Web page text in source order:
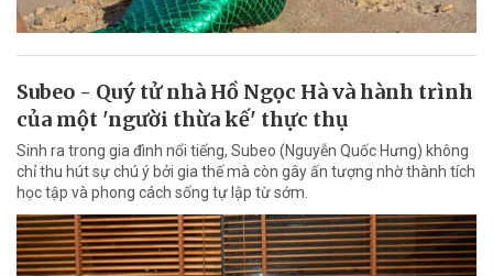
Subeo - Quý tử nhà Hồ Ngọc Hà và hành trình
của một 'người thừa kế' thực thụ
Sinh ra trong gia đình nổi tiếng, Subeo (Nguyễn Quốc Hưng) không
chỉ thu hút sự chú ý bởi gia thế mà còn gây ấn tượng nhờ thành tích
học tập và phong cách sống tự lập từ sớm.